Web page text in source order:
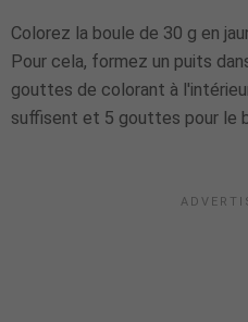
Colorez la boule de 30 g en
Pour cela, formez un puits
gouttes de colorant à
suffisent et 5 gouttes pour le